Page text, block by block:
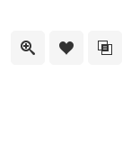
Quick ViewToevoegen